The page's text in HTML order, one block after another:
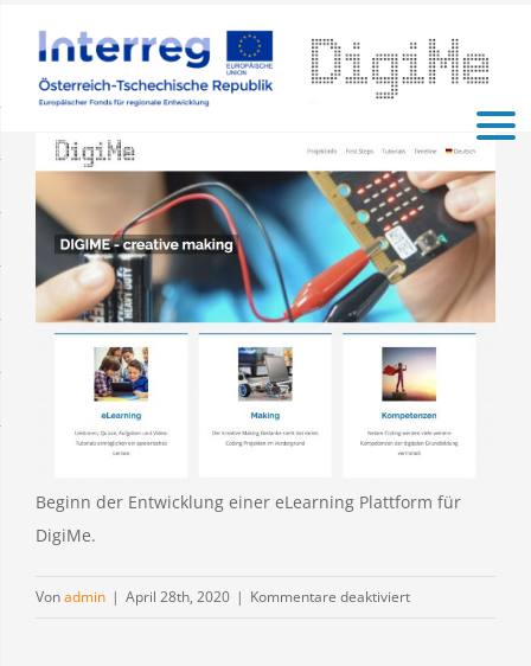
Inhalt
springen
Zeige
grösseres
Bild
Beginn der Entwicklung einer eLearning Plattform für
DigiMe.
Vonadmin | April 28th, 2020 | Kommentare deaktiviertfür